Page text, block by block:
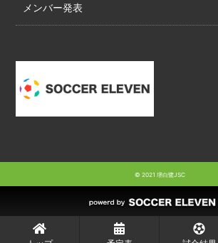
メンバー発表
© 2021 堺白鷺JSC